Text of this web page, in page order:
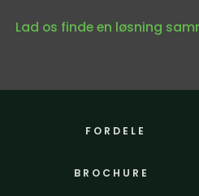
Lad os finde en løsning
FORDELE
BROCHURE